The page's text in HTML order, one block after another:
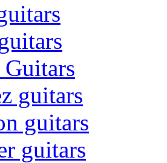
guitars
guitars
guitars